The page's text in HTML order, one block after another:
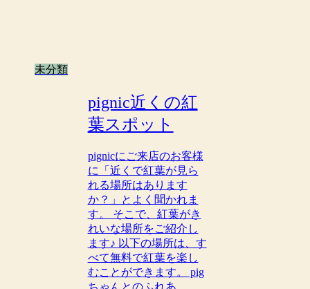
未分類
pignic近くの紅
葉スポット
pignicにご来店のお客様
に「近くで紅葉が見ら
れる場所はあります
か？」とよく聞かれま
す。 そこで、紅葉がき
れいな場所をご紹介し
ます♪ 以下の場所は、す
べて無料で紅葉を楽し
むことができます。 pig
ちゃんとのふれあ...